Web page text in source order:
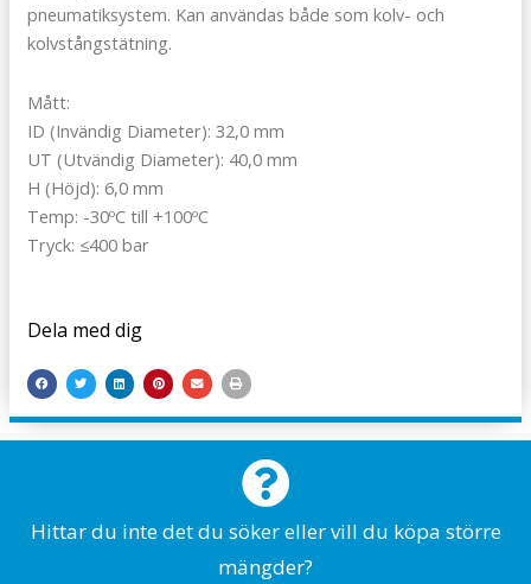
pneumatiksystem. Kan användas både som kolv- och
kolvstångstätning.
Mått:
ID (Invändig Diameter): 32,0 mm
UT (Utvändig Diameter): 40,0 mm
H (Höjd): 6,0 mm
Temp: -30ºC till +100ºC
Tryck: ≤400 bar
Dela med dig
Hittar du inte det du söker eller vill du köpa större
mängder?